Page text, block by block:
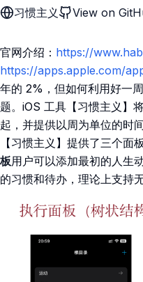
习惯主义 View on
官网介绍： https://
https://apps.apple.com/
年的 2%，但如何利用好一
题。iOS 工具【习惯主义】
起，并提供以周为单位的时
【习惯主义】提供了三个面
板用户可以添加最初的人生
的习惯和待办，理论上支持